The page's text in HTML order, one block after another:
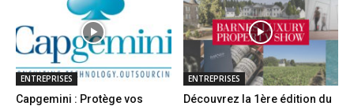
ENTREPRISES
Capgemini : Protège vos
ENTREPRISES
Découvrez la 1ère édition du